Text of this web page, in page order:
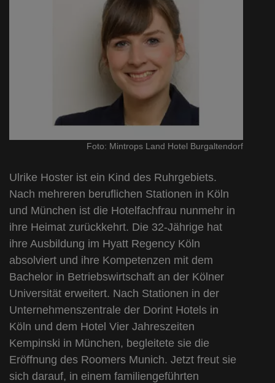
Foto: Mintrops Land Hotel Burgaltendorf
Ulrike Hoster ist ein Kind des Ruhrgebiets.
Nach mehreren beruflichen Stationen in Köln
und München ist die Hotelfachfrau nunmehr in
ihre Heimat zurückkehrt. Die 32-Jährige hat
ihre Ausbildung im Hyatt Regency Köln
absolviert und ihre Kompetenzen mit dem
Bachelor in Betriebswirtschaft an der Kölner
Universität erweitert. Nach Stationen in der
Unternehmenszentrale der Dorint Hotels in
Köln und dem Hotel Vier Jahreszeiten
Kempinski in München, begleitete sie die
Eröffnung des Roomers Munich. Jetzt freut sie
sich darauf, in einem familiengeführten